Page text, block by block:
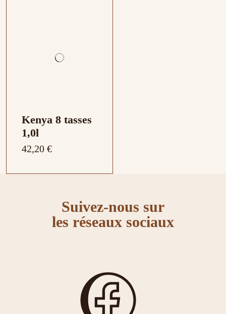
Kenya 8 tasses
1,0l
42,20 €
Suivez-nous sur
les réseaux sociaux